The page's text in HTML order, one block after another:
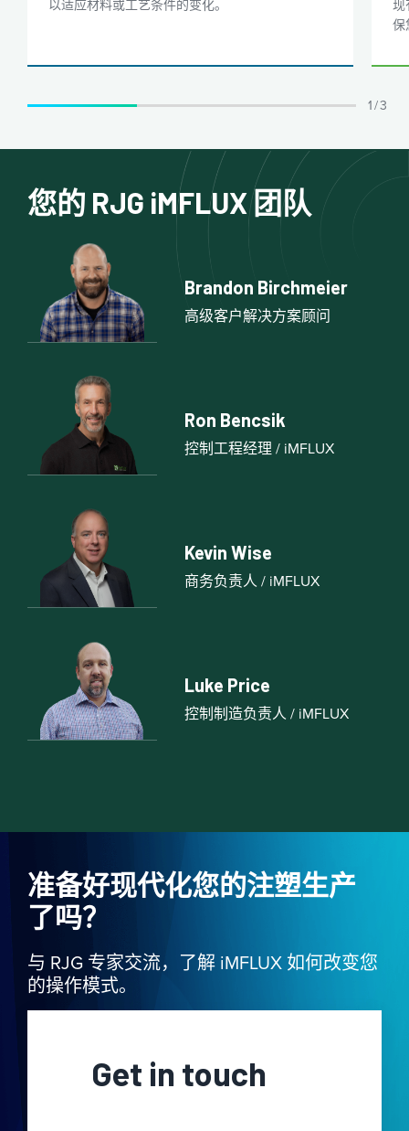
以适应材料或工艺条件的变化。
现
保
1 / 3
您的 RJG iMFLUX 团队
Brandon Birchmeier
高级客户解决方案顾问
Ron Bencsik
控制工程经理 / iMFLUX
Kevin Wise
商务负责人 / iMFLUX
Luke Price
控制制造负责人 / iMFLUX
准备好现代化您的注塑生产
了吗？
与 RJG 专家交流，了解 iMFLUX 如何改变您
的操作模式。
Get in touch